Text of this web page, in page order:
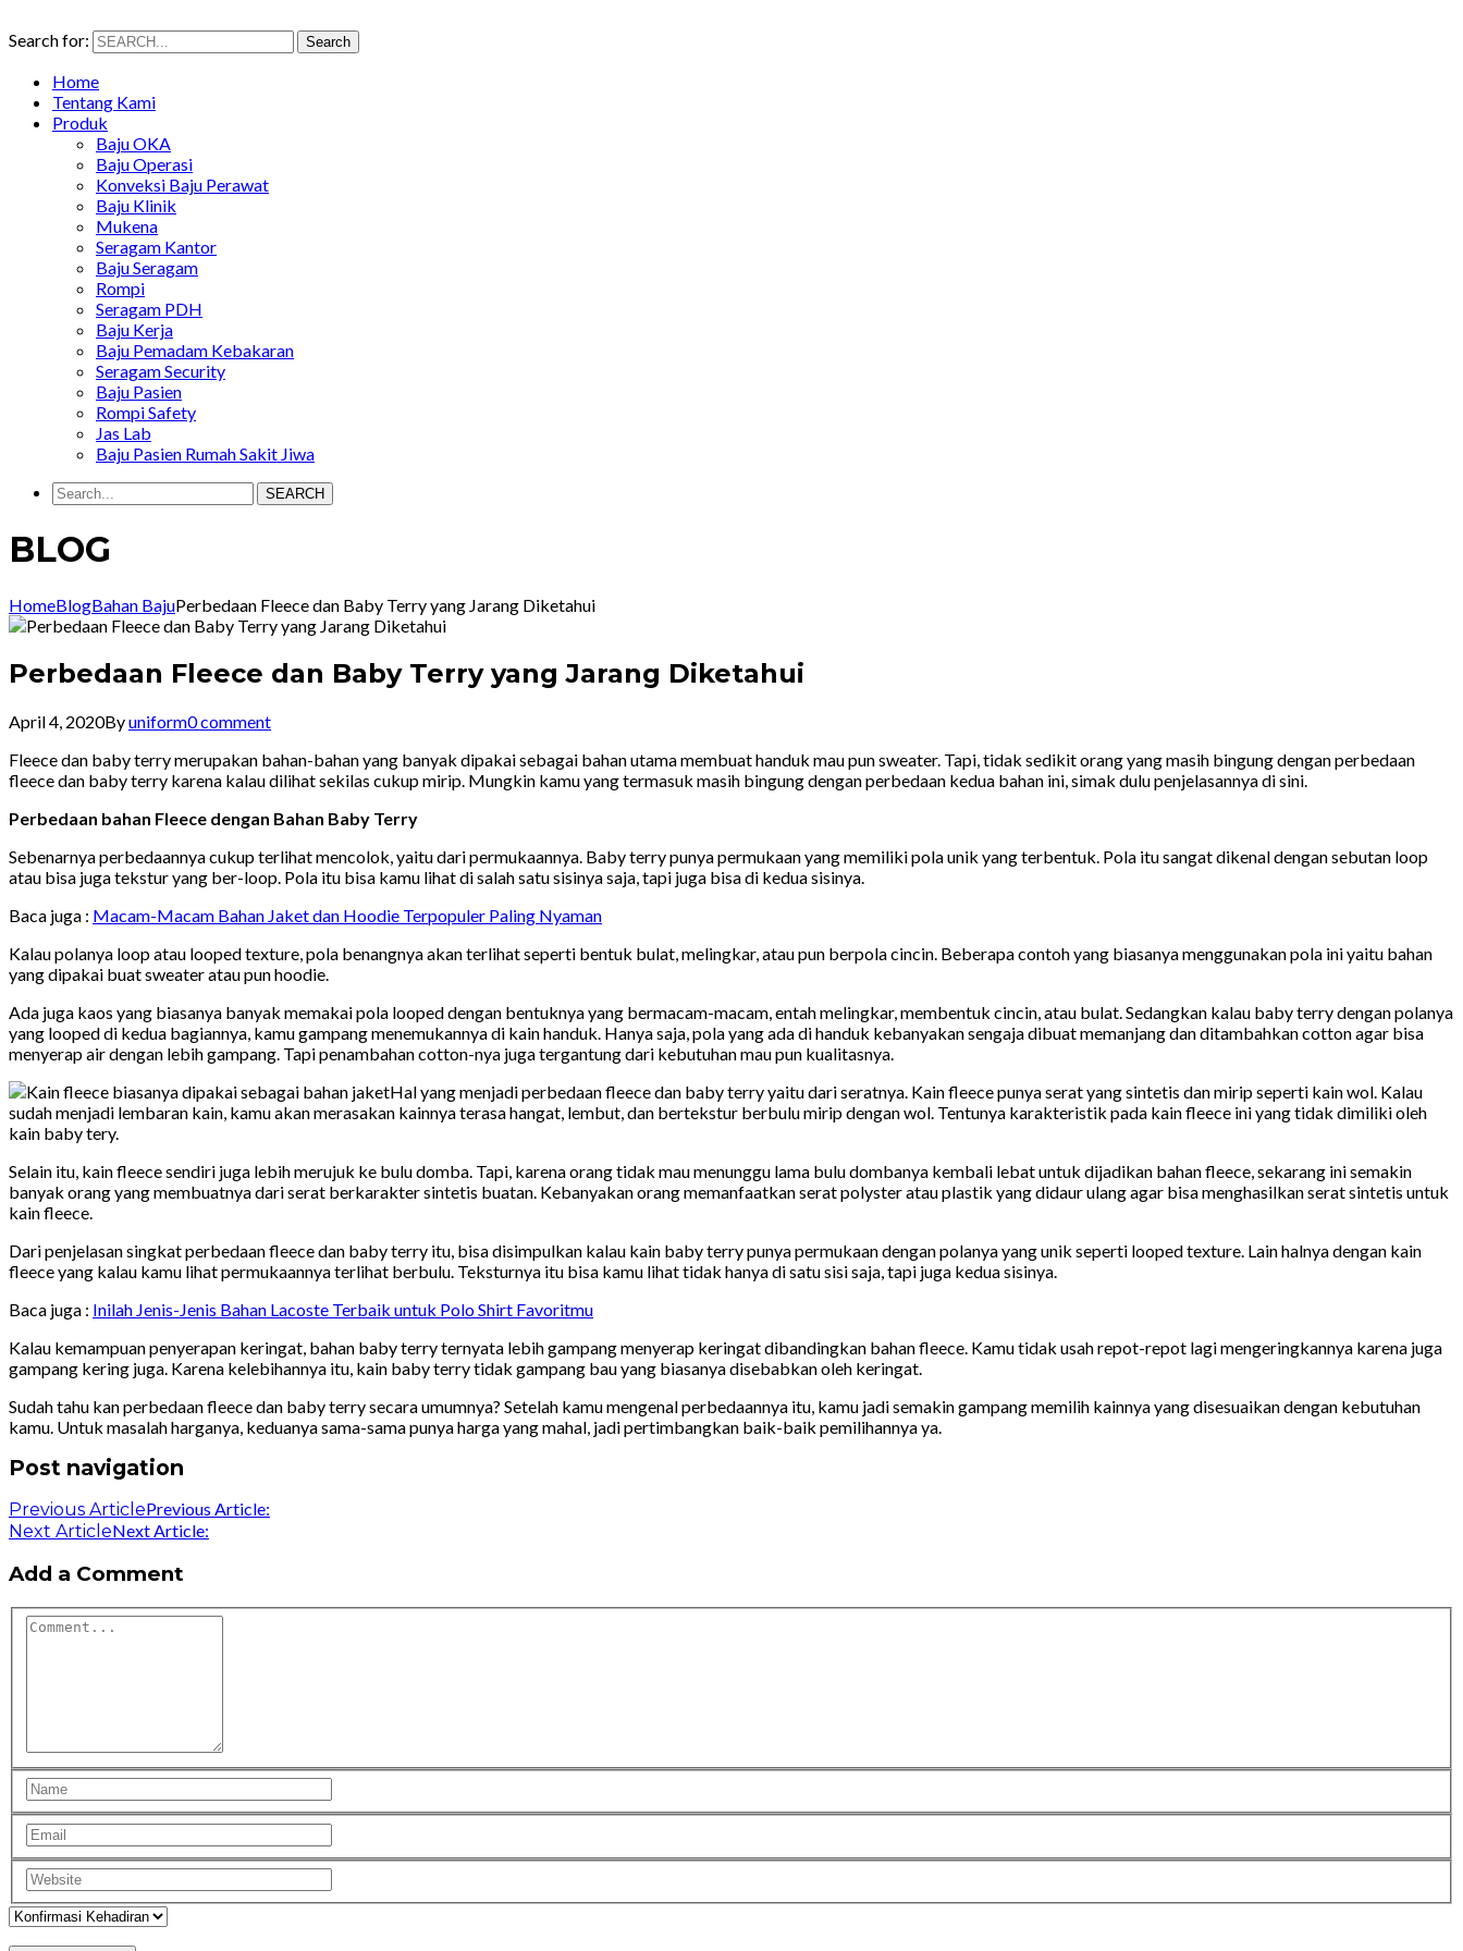
Search for: Search
Home
Tentang Kami
Produk
Baju OKA
Baju Operasi
Konveksi Baju Perawat
Baju Klinik
Mukena
Seragam Kantor
Baju Seragam
Rompi
Seragam PDH
Baju Kerja
Baju Pemadam Kebakaran
Seragam Security
Baju Pasien
Rompi Safety
Jas Lab
Baju Pasien Rumah Sakit Jiwa
SEARCH
BLOG
HomeBlogBahan BajuPerbedaan Fleece dan Baby Terry yang Jarang Diketahui
Perbedaan Fleece dan Baby Terry yang Jarang Diketahui
April 4, 2020Byuniform0 comment
Fleece dan baby terry merupakan bahan-bahan yang banyak dipakai sebagai bahan utama membuat handuk mau pun sweater. Tapi, tidak sedikit orang yang masih bingung denganperbedaan
fleece dan baby terry karena kalau dilihat sekilas cukup mirip. Mungkin kamu yang termasuk masih bingung dengan perbedaan kedua bahan ini, simak dulu penjelasannya di sini.
Perbedaan bahan Fleece dengan Bahan Baby Terry
Sebenarnya perbedaannya cukup terlihat mencolok, yaitu dari permukaannya. Baby terry punya permukaan yang memiliki pola unik yang terbentuk. Pola itu sangat dikenal dengan sebutan loop
atau bisa juga tekstur yang ber-loop. Pola itu bisa kamu lihat di salah satu sisinya saja, tapi juga bisa di kedua sisinya.
Baca juga : Macam-Macam Bahan Jaket dan Hoodie Terpopuler Paling Nyaman
Kalau polanya loop atau looped texture, pola benangnya akan terlihat seperti bentuk bulat, melingkar, atau pun berpola cincin. Beberapa contoh yang biasanya menggunakan pola ini yaitu bahan
yang dipakai buat sweater atau pun hoodie.
Ada juga kaos yang biasanya banyak memakai pola looped dengan bentuknya yang bermacam-macam, entah melingkar, membentuk cincin, atau bulat. Sedangkan kalau baby terry dengan polanya
yang looped di kedua bagiannya, kamu gampang menemukannya di kain handuk. Hanya saja, pola yang ada di handuk kebanyakan sengaja dibuat memanjang dan ditambahkan cotton agar bisa
menyerap air dengan lebih gampang. Tapi penambahan cotton-nya juga tergantung dari kebutuhan mau pun kualitasnya.
Hal yang menjadiperbedaan fleece dan baby terryyaitu dari seratnya. Kain fleece punya serat yang sintetis dan mirip seperti kain wol. Kalau
sudah menjadi lembaran kain, kamu akan merasakan kainnya terasa hangat, lembut, dan bertekstur berbulu mirip dengan wol. Tentunya karakteristik pada kain fleece ini yang tidak dimiliki oleh
kain baby tery.
Selain itu, kain fleece sendiri juga lebih merujuk ke bulu domba. Tapi, karena orang tidak mau menunggu lama bulu dombanya kembali lebat untuk dijadikan bahan fleece, sekarang ini semakin
banyak orang yang membuatnya dari serat berkarakter sintetis buatan. Kebanyakan orang memanfaatkan serat polyster atau plastik yang didaur ulang agar bisa menghasilkan serat sintetis untuk
kain fleece.
Dari penjelasan singkatperbedaan fleece dan baby terry itu, bisa disimpulkan kalau kain baby terry punya permukaan dengan polanya yang unik seperti looped texture. Lain halnya dengan kain
fleece yang kalau kamu lihat permukaannya terlihat berbulu. Teksturnya itu bisa kamu lihat tidak hanya di satu sisi saja, tapi juga kedua sisinya.
Baca juga : Inilah Jenis-Jenis Bahan Lacoste Terbaik untuk Polo Shirt Favoritmu
Kalau kemampuan penyerapan keringat, bahan baby terry ternyata lebih gampang menyerap keringat dibandingkan bahan fleece. Kamu tidak usah repot-repot lagi mengeringkannya karena juga
gampang kering juga. Karena kelebihannya itu, kain baby terry tidak gampang bau yang biasanya disebabkan oleh keringat.
Sudah tahu kan perbedaan fleece dan baby terrysecara umumnya? Setelah kamu mengenal perbedaannya itu, kamu jadi semakin gampang memilih kainnya yang disesuaikan dengan kebutuhan
kamu. Untuk masalah harganya, keduanya sama-sama punya harga yang mahal, jadi pertimbangkan baik-baik pemilihannya ya.
Post navigation
Previous ArticlePrevious Article:
Next ArticleNext Article:
Add a Comment